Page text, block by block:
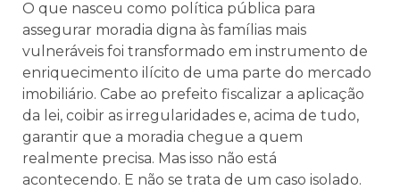
O que nasceu como política pública para
assegurar moradia digna às famílias mais
vulneráveis foi transformado em instrumento de
enriquecimento ilícito de uma parte do mercado
imobiliário. Cabe ao prefeito fiscalizar a aplicação
da lei, coibir as irregularidades e, acima de tudo,
garantir que a moradia chegue a quem
realmente precisa. Mas isso não está
acontecendo. E não se trata de um caso isolado.